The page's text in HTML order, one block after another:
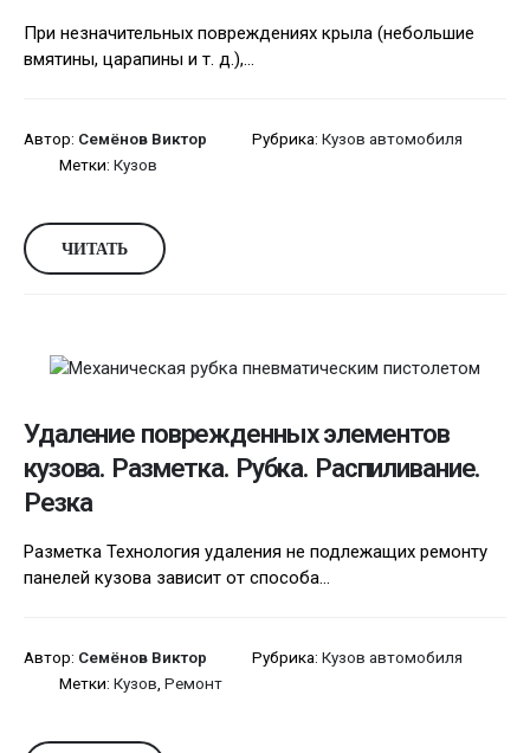
При незначительных повреждениях крыла (небольшие
вмятины, царапины и т. д.),...
Автор: Семёнов Виктор Рубрика: Кузов автомобиля
Метки: Кузов
ЧИТАТЬ
Удаление поврежденных элементов
кузова. Разметка. Рубка. Распиливание.
Резка
Разметка Технология удаления не подлежащих ремонту
панелей кузова зависит от способа...
Автор: Семёнов Виктор Рубрика: Кузов автомобиля
Метки: Кузов Ремонт